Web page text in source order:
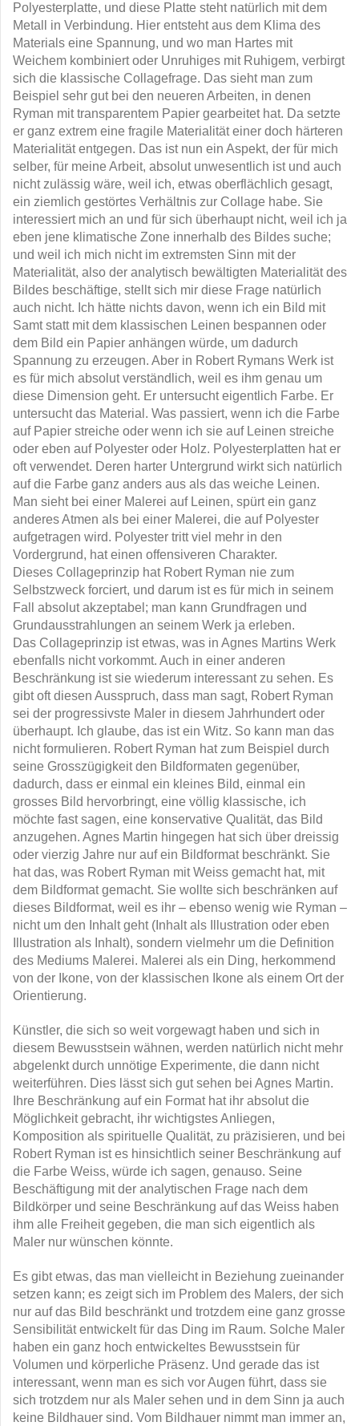
Polyesterplatte, und diese Platte steht natürlich mit dem
Metall in Verbindung. Hier entsteht aus dem Klima des
Materials eine Spannung, und wo man Hartes mit
Weichem kombiniert oder Unruhiges mit Ruhigem, verbirgt
sich die klassische Collagefrage. Das sieht man zum
Beispiel sehr gut bei den neueren Arbeiten, in denen
Ryman mit transparentem Papier gearbeitet hat. Da setzte
er ganz extrem eine fragile Materialität einer doch härteren
Materialität entgegen. Das ist nun ein Aspekt, der für mich
selber, für meine Arbeit, absolut unwesentlich ist und auch
nicht zulässig wäre, weil ich, etwas oberflächlich gesagt,
ein ziemlich gestörtes Verhältnis zur Collage habe. Sie
interessiert mich an und für sich überhaupt nicht, weil ich ja
eben jene klimatische Zone innerhalb des Bildes suche;
und weil ich mich nicht im extremsten Sinn mit der
Materialität, also der analytisch bewältigten Materialität des
Bildes beschäftige, stellt sich mir diese Frage natürlich
auch nicht. Ich hätte nichts davon, wenn ich ein Bild mit
Samt statt mit dem klassischen Leinen bespannen oder
dem Bild ein Papier anhängen würde, um dadurch
Spannung zu erzeugen. Aber in Robert Rymans Werk ist
es für mich absolut verständlich, weil es ihm genau um
diese Dimension geht. Er untersucht eigentlich Farbe. Er
untersucht das Material. Was passiert, wenn ich die Farbe
auf Papier streiche oder wenn ich sie auf Leinen streiche
oder eben auf Polyester oder Holz. Polyesterplatten hat er
oft verwendet. Deren harter Untergrund wirkt sich natürlich
auf die Farbe ganz anders aus als das weiche Leinen.
Man sieht bei einer Malerei auf Leinen, spürt ein ganz
anderes Atmen als bei einer Malerei, die auf Polyester
aufgetragen wird. Polyester tritt viel mehr in den
Vordergrund, hat einen offensiveren Charakter.
Dieses Collageprinzip hat Robert Ryman nie zum
Selbstzweck forciert, und darum ist es für mich in seinem
Fall absolut akzeptabel; man kann Grundfragen und
Grundausstrahlungen an seinem Werk ja erleben.
Das Collageprinzip ist etwas, was in Agnes Martins Werk
ebenfalls nicht vorkommt. Auch in einer anderen
Beschränkung ist sie wiederum interessant zu sehen. Es
gibt oft diesen Ausspruch, dass man sagt, Robert Ryman
sei der progressivste Maler in diesem Jahrhundert oder
überhaupt. Ich glaube, das ist ein Witz. So kann man das
nicht formulieren. Robert Ryman hat zum Beispiel durch
seine Grosszügigkeit den Bildformaten gegenüber,
dadurch, dass er einmal ein kleines Bild, einmal ein
grosses Bild hervorbringt, eine völlig klassische, ich
möchte fast sagen, eine konservative Qualität, das Bild
anzugehen. Agnes Martin hingegen hat sich über dreissig
oder vierzig Jahre nur auf ein Bildformat beschränkt. Sie
hat das, was Robert Ryman mit Weiss gemacht hat, mit
dem Bildformat gemacht. Sie wollte sich beschränken auf
dieses Bildformat, weil es ihr – ebenso wenig wie Ryman –
nicht um den Inhalt geht (Inhalt als Illustration oder eben
Illustration als Inhalt), sondern vielmehr um die Definition
des Mediums Malerei. Malerei als ein Ding, herkommend
von der Ikone, von der klassischen Ikone als einem Ort der
Orientierung.
Künstler, die sich so weit vorgewagt haben und sich in
diesem Bewusstsein wähnen, werden natürlich nicht mehr
abgelenkt durch unnötige Experimente, die dann nicht
weiterführen. Dies lässt sich gut sehen bei Agnes Martin.
Ihre Beschränkung auf ein Format hat ihr absolut die
Möglichkeit gebracht, ihr wichtigstes Anliegen,
Komposition als spirituelle Qualität, zu präzisieren, und bei
Robert Ryman ist es hinsichtlich seiner Beschränkung auf
die Farbe Weiss, würde ich sagen, genauso. Seine
Beschäftigung mit der analytischen Frage nach dem
Bildkörper und seine Beschränkung auf das Weiss haben
ihm alle Freiheit gegeben, die man sich eigentlich als
Maler nur wünschen könnte.
Es gibt etwas, das man vielleicht in Beziehung zueinander
setzen kann; es zeigt sich im Problem des Malers, der sich
nur auf das Bild beschränkt und trotzdem eine ganz grosse
Sensibilität entwickelt für das Ding im Raum. Solche Maler
haben ein ganz hoch entwickeltes Bewusstsein für
Volumen und körperliche Präsenz. Und gerade das ist
interessant, wenn man es sich vor Augen führt, dass sie
sich trotzdem nur als Maler sehen und in dem Sinn ja auch
keine Bildhauer sind. Vom Bildhauer nimmt man immer an,